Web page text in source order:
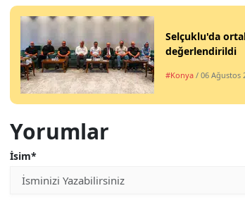
Selçuklu'da
değerlendirildi
#Konya / 06 Ağustos
Yorumlar
İsim*